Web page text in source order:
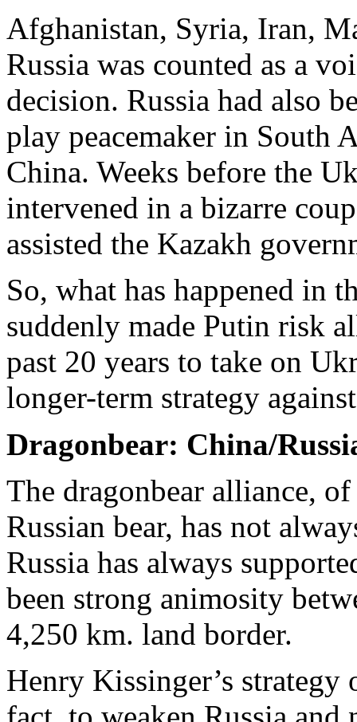
Afghanistan, Syria, Iran,
Russia was counted as a
decision. Russia had also
play peacemaker in South
China. Weeks before the
intervened in a bizarre
assisted the Kazakh
So, what has happened in
suddenly made Putin risk
past 20 years to take on
longer-term strategy
Dragonbear: China/
The dragonbear alliance,
Russian bear, has not
Russia has always
been strong animosity
4,250 km. land border.
Henry Kissinger’s